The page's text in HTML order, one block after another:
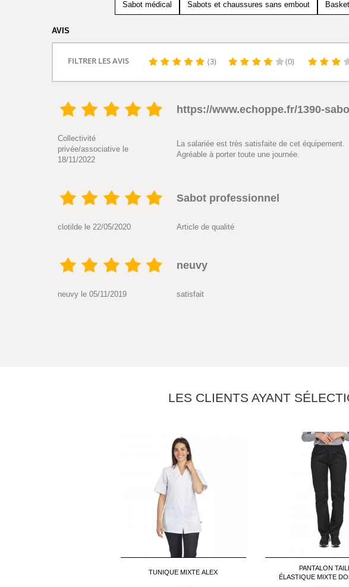
Sabot médical Sabots et chaussures sans embout
AVIS
FILTRER LES AVIS (3) (0)
https://www.echoppe.fr/1390-
Collectivité
privée/associative le
18/11/2022
La salariée est très satisfaite de cet équipement.
Agréable à porter toute une journée.
Sabot professionnel
clotilde le 22/05/2020 Article de qualité
neuvy
neuvy le 05/11/2019 satisfait
LES CLIENTS AYANT
TUNIQUE MIXTE ALEX
PANTALON
ÉLASTIQUE MIXTE